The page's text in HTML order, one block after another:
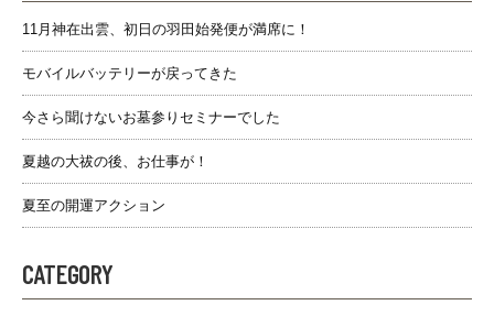
11月神在出雲、初日の羽田始発便が満席に！
モバイルバッテリーが戻ってきた
今さら聞けないお墓参りセミナーでした
夏越の大祓の後、お仕事が！
夏至の開運アクション
CATEGORY